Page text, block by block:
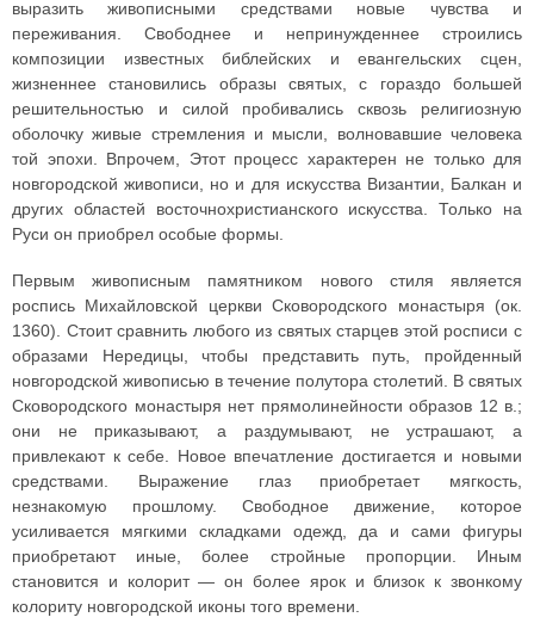
выразить живописными средствами новые чувства и
переживания. Свободнее и непринужденнее строились
композиции известных библейских и евангельских сцен,
жизненнее становились образы святых, с гораздо большей
решительностью и силой пробивались сквозь религиозную
оболочку живые стремления и мысли, волновавшие человека
той эпохи. Впрочем, Этот процесс характерен не только для
новгородской живописи, но и для искусства Византии, Балкан и
других областей восточнохристианского искусства. Только на
Руси он приобрел особые формы.
Первым живописным памятником нового стиля является
роспись Михайловской церкви Сковородского монастыря (ок.
1360). Стоит сравнить любого из святых старцев этой росписи с
образами Нередицы, чтобы представить путь, пройденный
новгородской живописью в течение полутора столетий. В святых
Сковородского монастыря нет прямолинейности образов 12 в.;
они не приказывают, а раздумывают, не устрашают, а
привлекают к себе. Новое впечатление достигается и новыми
средствами. Выражение глаз приобретает мягкость,
незнакомую прошлому. Свободное движение, которое
усиливается мягкими складками одежд, да и сами фигуры
приобретают иные, более стройные пропорции. Иным
становится и колорит — он более ярок и близок к звонкому
колориту новгородской иконы того времени.